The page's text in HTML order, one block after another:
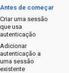
Antes de começar
Criar uma sessão
que usa
autenticação
Adicionar
autenticação a
uma sessão
existente